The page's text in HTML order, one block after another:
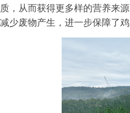
质，从而获得更多样的营养来
减少废物产生，进一步保障了